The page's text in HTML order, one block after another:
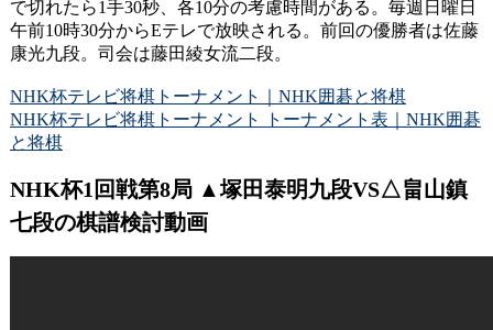
で切れたら1手30秒、各10分の考慮時間がある。毎週日曜日
午前10時30分からEテレで放映される。前回の優勝者は佐藤
康光九段。司会は藤田綾女流二段。
NHK杯テレビ将棋トーナメント｜NHK囲碁と将棋
NHK杯テレビ将棋トーナメント トーナメント表｜NHK囲碁
と将棋
NHK杯1回戦第8局 ▲塚田泰明九段VS△畠山鎮
七段の棋譜検討動画